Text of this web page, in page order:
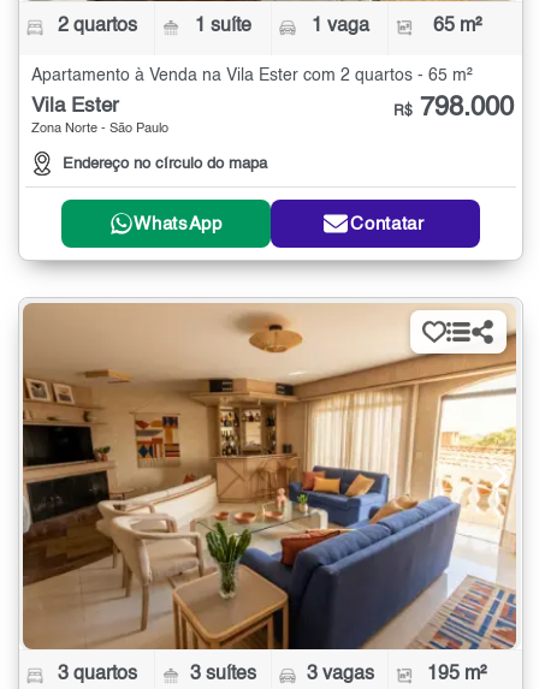
2 quartos 1 suíte 1 vaga 65 m²
Apartamento à Venda na Vila Ester com 2 quartos - 65 m²
Vila Ester
Zona Norte - São Paulo
Endereço no círculo do mapa
R$ 798.000
WhatsApp Contatar
3 quartos 3 suítes 3 vagas 195 m²